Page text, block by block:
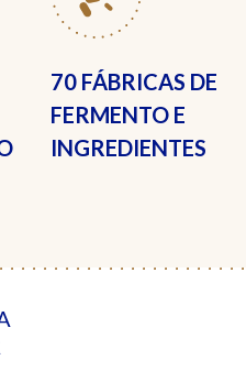
70 FÁBRICAS DE
FERMENTO E
INGREDIENTES